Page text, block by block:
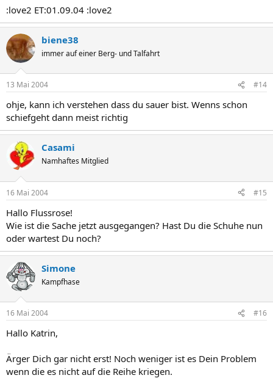
:love2 ET:01.09.04 :love2
biene38
immer auf einer Berg- und Talfahrt
13 Mai 2004 #14
ohje, kann ich verstehen dass du sauer bist. Wenns schon
schiefgeht dann meist richtig
Casami
Namhaftes Mitglied
16 Mai 2004 #15
Hallo Flussrose!
Wie ist die Sache jetzt ausgegangen? Hast Du die Schuhe nun
oder wartest Du noch?
Simone
Kampfhase
16 Mai 2004 #16
Hallo Katrin,
Ärger Dich gar nicht erst! Noch weniger ist es Dein Problem
wenn die es nicht auf die Reihe kriegen.